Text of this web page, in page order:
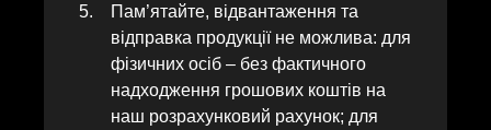
Пам’ятайте, відвантаження та
відправка продукції не можлива: для
фізичних осіб – без фактичного
надходження грошових коштів на
наш розрахунковий рахунок; для